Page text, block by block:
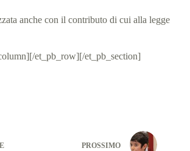
anche con il contributo di cui alla legge
et_pb_row][/et_pb_section]
PROSSIMO